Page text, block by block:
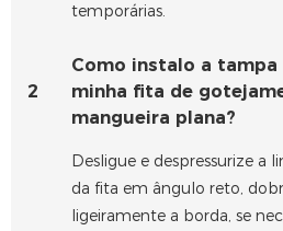
temporárias.
2
Como instalo a tampa
minha fita de
mangueira plana?
Desligue e despressurize a
da fita em ângulo reto,
ligeiramente a borda, se